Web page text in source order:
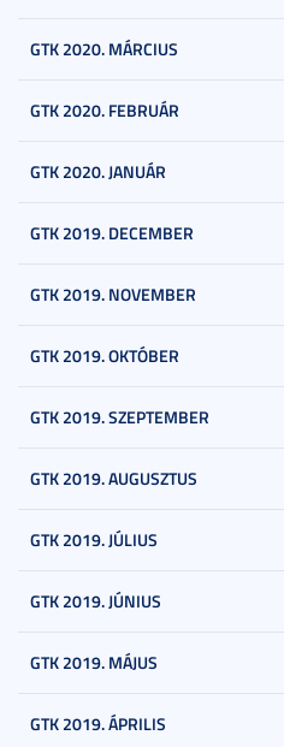
GTK 2020. MÁRCIUS
GTK 2020. FEBRUÁR
GTK 2020. JANUÁR
GTK 2019. DECEMBER
GTK 2019. NOVEMBER
GTK 2019. OKTÓBER
GTK 2019. SZEPTEMBER
GTK 2019. AUGUSZTUS
GTK 2019. JÚLIUS
GTK 2019. JÚNIUS
GTK 2019. MÁJUS
GTK 2019. ÁPRILIS